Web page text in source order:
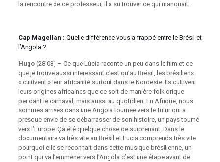
la rencontre de ce professeur, il a su trouver ce qui manquait.
Cap Magellan : Quelle différence vous a frappé entre le Brésil et
l’Angola ?
Hugo(28’03) – Ce que Lúcia raconte un peu dans le film et ce
que je trouve aussi intéressant c’est qu’au Brésil, les brésiliens
« cultivent » leur africanité surtout dans le Nordeste. Ils cultivent
leurs origines africaines que ce soit de manière folklorique
pendant le carnaval, mais aussi au quotidien. En Afrique, nous
sommes arrivés dans une Angola tournée vers le futur qui a
presque envie de se débarrasser de son histoire, un pays tourné
vers l’Europe. Ça été quelque chose de surprenant. Dans le
documentaire va très vite au Brésil et Lucia comprends très vite
pourquoi elle se reconnait dans cette musique brésilienne, un
point qui va l’emmener vers l’Angola c’est une étape avant de